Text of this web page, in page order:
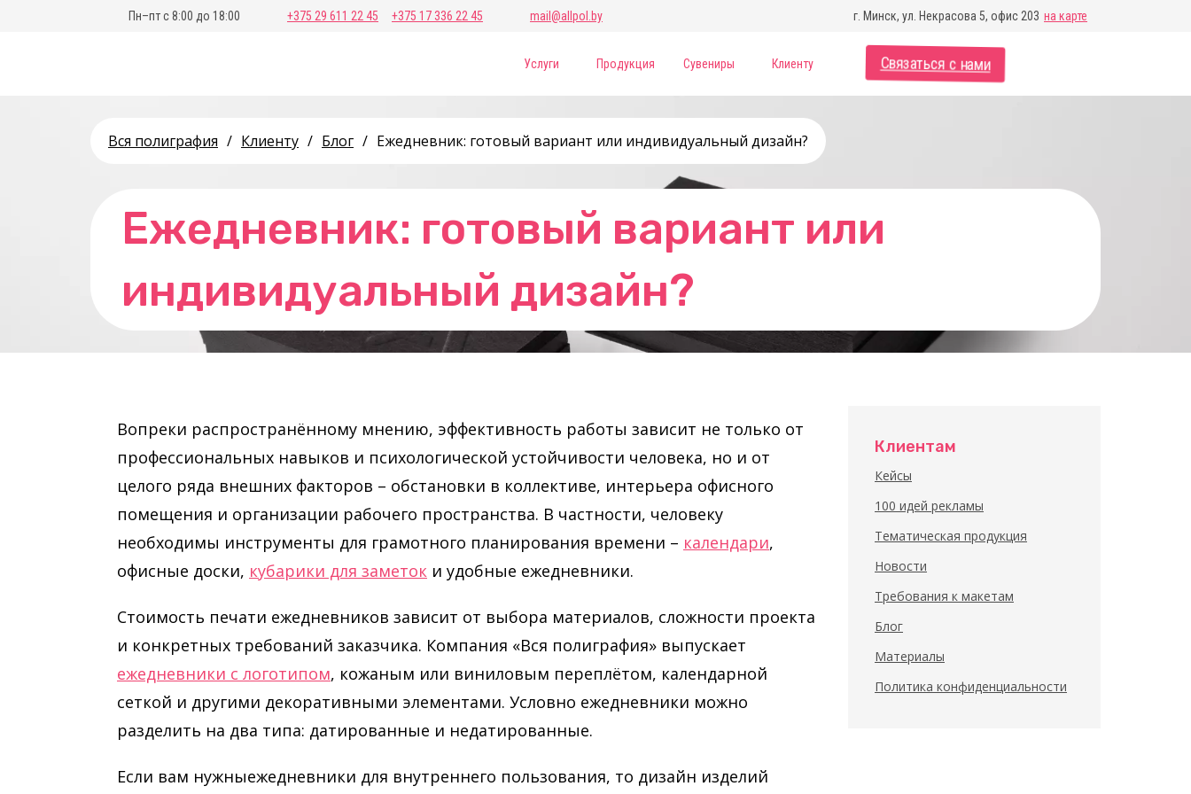
Пн–пт с 8:00 до 18:00 +375 29 611 22 45 +375 17 336 22 45 mail@allpol.by г. Минск, ул. Некрасова 5, офис 203 на карте
Услуги Продукция Сувениры Клиенту Связаться с нами
Вся полиграфия / Клиенту / Блог / Ежедневник: готовый вариант или индивидуальный дизайн?
Ежедневник: готовый вариант или
индивидуальный дизайн?
Вопреки распространённому мнению, эффективность работы зависит не только от
профессиональных навыков и психологической устойчивости человека, но и от
целого ряда внешних факторов – обстановки в коллективе, интерьера офисного
помещения и организации рабочего пространства. В частности, человеку
необходимы инструменты для грамотного планирования времени – календари,
офисные доски, кубарики для заметок и удобные ежедневники.
Стоимость печати ежедневников зависит от выбора материалов, сложности проекта
и конкретных требований заказчика. Компания «Вся полиграфия» выпускает
ежедневники с логотипом, кожаным или виниловым переплётом, календарной
сеткой и другими декоративными элементами. Условно ежедневники можно
разделить на два типа: датированные и недатированные.
Если вам нужныежедневники для внутреннего пользования, то дизайн изделий
Клиентам
Кейсы
100 идей рекламы
Тематическая продукция
Новости
Требования к макетам
Блог
Материалы
Политика конфиденциальности